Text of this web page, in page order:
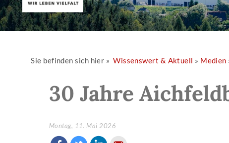
Sie befinden sich hier »Wissenswert & Aktuell » Medien
30 Jahre
Montag, 11. Mai 2026